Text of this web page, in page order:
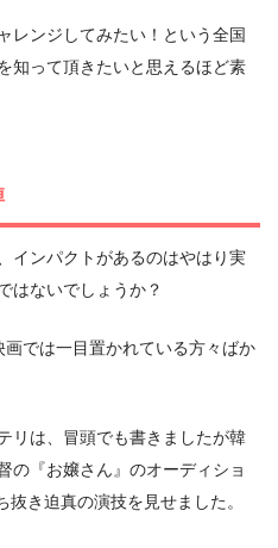
レンジしてみたい！という全国
知って頂きたいと思えるほど素
インパクトがあるのはやはり実
はないでしょうか？
では一目置かれている方々ばか
リは、冒頭でも書きましたが韓
の『お嬢さん』のオーディショ
き迫真の演技を見せました。